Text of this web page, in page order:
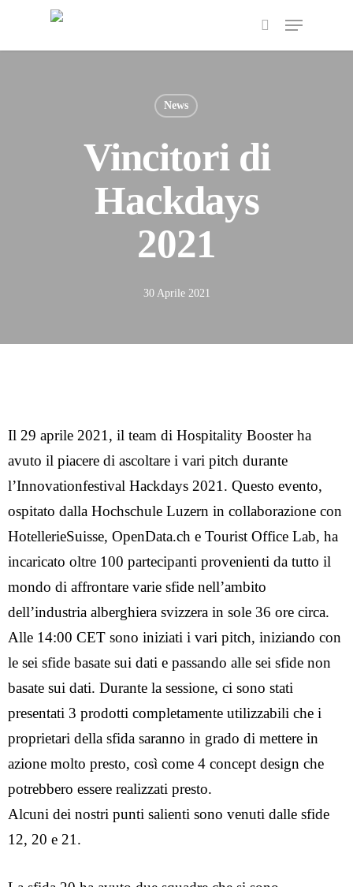
News
Vincitori di
Hackdays
2021
30 Aprile 2021
Il 29 aprile 2021, il team di Hospitality Booster ha
avuto il piacere di ascoltare i vari pitch durante
l’Innovationfestival Hackdays 2021. Questo evento,
ospitato dalla Hochschule Luzern in collaborazione con
HotellerieSuisse, OpenData.ch e Tourist Office Lab, ha
incaricato oltre 100 partecipanti provenienti da tutto il
mondo di affrontare varie sfide nell’ambito
dell’industria alberghiera svizzera in sole 36 ore circa.
Alle 14:00 CET sono iniziati i vari pitch, iniziando con
le sei sfide basate sui dati e passando alle sei sfide non
basate sui dati. Durante la sessione, ci sono stati
presentati 3 prodotti completamente utilizzabili che i
proprietari della sfida saranno in grado di mettere in
azione molto presto, così come 4 concept design che
potrebbero essere realizzati presto.
Alcuni dei nostri punti salienti sono venuti dalle sfide
12, 20 e 21.